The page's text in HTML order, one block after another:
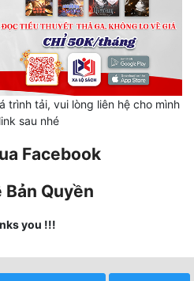
trình tải, vui lòng liên hệ cho mình
sau nhé
Facebook
Bản Quyền
you !!!